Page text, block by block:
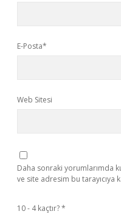
E-Posta*
Web Sitesi
Daha sonraki yorumlarımda
ve site adresim bu tarayıcıya
10 - 4 kaçtır?*